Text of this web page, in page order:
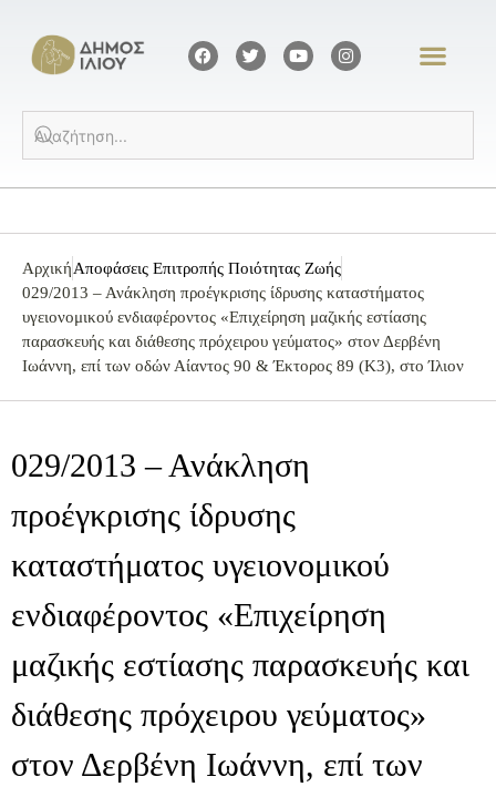
ΑρχικήΑποφάσεις Επιτροπής Ποιότητας Ζωής
029/2013 – Ανάκληση προέγκρισης ίδρυσης καταστήματος
υγειονομικού ενδιαφέροντος «Επιχείρηση μαζικής εστίασης
παρασκευής και διάθεσης πρόχειρου γεύματος» στoν Δερβένη
Ιωάννη, επί των οδών Αίαντος 90 & Έκτορος 89 (Κ3), στο Ίλιον
029/2013 – Ανάκληση
προέγκρισης ίδρυσης
καταστήματος υγειονομικού
ενδιαφέροντος «Επιχείρηση
μαζικής εστίασης παρασκευής και
διάθεσης πρόχειρου γεύματος»
στoν Δερβένη Ιωάννη, επί των